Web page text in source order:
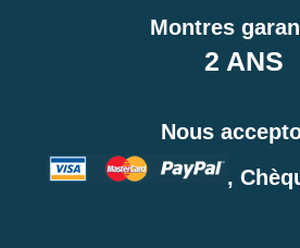
Montres
2 ANS
Nous
,